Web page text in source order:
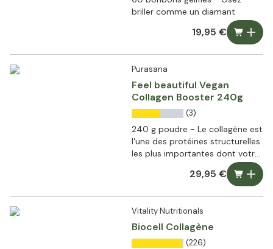
briller comme un diamant
19,95 €
Purasana
Feel beautiful Vegan
Collagen Booster 240g
(3)
240 g poudre - Le collagène est
l'une des protéines structurelles
les plus importantes dont votre
29,95 €
Vitality Nutritionals
Biocell Collagène
(226)